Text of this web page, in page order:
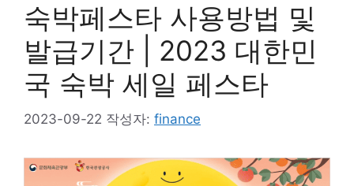
숙박페스타 사용방법 및
발급기간 | 2023 대한민
국 숙박 세일 페스타
2023-09-22 작성자: finance